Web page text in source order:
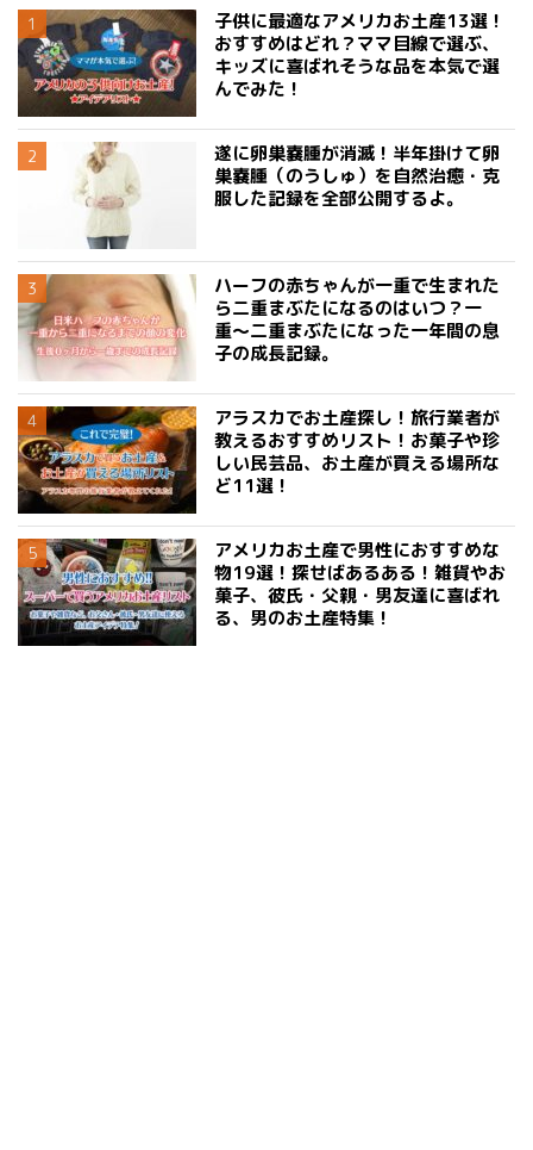
子供に最適なアメリカお土産13選！
おすすめはどれ？ママ目線で選ぶ、
キッズに喜ばれそうな品を本気で選
んでみた！
遂に卵巣嚢腫が消滅！半年掛けて卵
巣嚢腫（のうしゅ）を自然治癒・克
服した記録を全部公開するよ。
ハーフの赤ちゃんが一重で生まれた
ら二重まぶたになるのはいつ？一
重〜二重まぶたになった一年間の息
子の成長記録。
アラスカでお土産探し！旅行業者が
教えるおすすめリスト！お菓子や珍
しい民芸品、お土産が買える場所な
ど11選！
アメリカお土産で男性におすすめな
物19選！探せばあるある！雑貨やお
菓子、彼氏・父親・男友達に喜ばれ
る、男のお土産特集！